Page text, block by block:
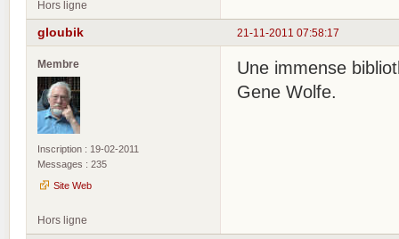
Hors ligne
21-11-2011 07:58:17
gloubik
Membre
Inscription : 19-02-2011
Messages : 235
Site Web
Une immense
Gene Wolfe.
Hors ligne